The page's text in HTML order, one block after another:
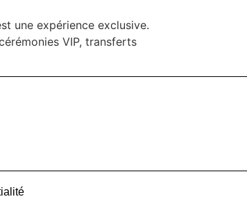
une expérience exclusive.
VIP, transferts